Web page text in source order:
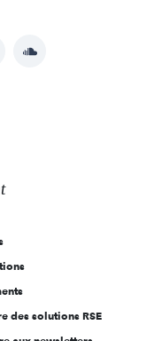
Soundcloud
des solutions RSE